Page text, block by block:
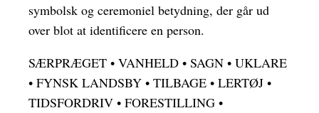
symbolsk og ceremoniel betydning, der går ud
over blot at identificere en person.
SÆRPRÆGET • VANHELD • SAGN • UKLARE
• FYNSK LANDSBY • TILBAGE • LERTØJ •
TIDSFORDRIV • FORESTILLING •